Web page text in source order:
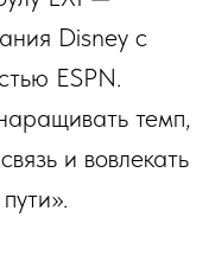
Disney с
ESPN.
темп,
и вовлекать